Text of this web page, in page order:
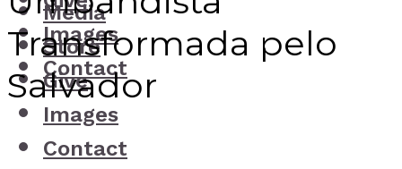
Images
Contact
Media
Store
Give
Images
Contact
Transformada pelo
Salvador